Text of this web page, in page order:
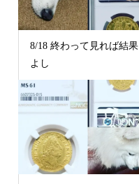
8/18 終わって見れば結果
よし